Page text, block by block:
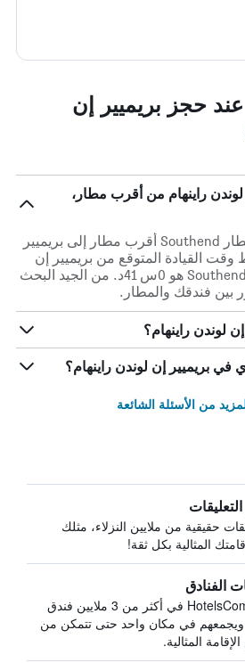
عند حجز بريميير إن
راينهام من أقرب مطار،
على بعد 53.5 كم ، يعد مطار Southend أقرب مطار إلى بريميير
وقت القيادة المتوقع من بريميير إن
لوندن راينهام إلى مطار Southend هو 0س 41د. من الجيد البحث
بين فندقك والمطار.
لوندن راينهام؟
بريميير إن لوندن راينهام؟
من الأسئلة الشائعة
حقيقية من ملايين النزلاء، مثلك
المثالية بكل ثقة!
الفنادق
يبحث HotelsCombined في أكثر من 3 ملايين فندق
ويجمعهم في مكان واحد حتى تتمكن من
المثالية.